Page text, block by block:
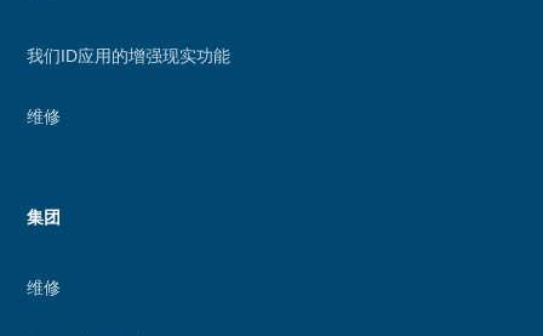
我们ID应用的增强现实功能
维修
集团
维修